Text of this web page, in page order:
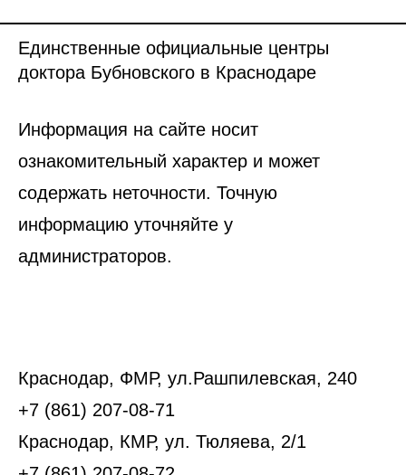
Единственные официальные центры
доктора Бубновского в Краснодаре
Информация на сайте носит
ознакомительный характер и может
содержать неточности. Точную
информацию уточняйте у
администраторов.
Краснодар, ФМР, ул.Рашпилевская, 240
+7 (861) 207-08-71
Краснодар, КМР, ул. Тюляева, 2/1